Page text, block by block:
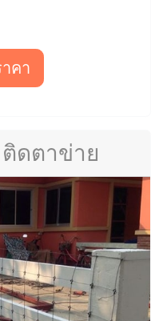
คา
ดตาข่าย